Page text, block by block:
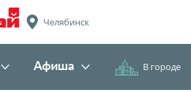
Челябинск
Афиша В городе